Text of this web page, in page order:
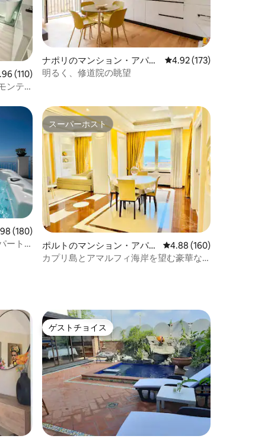
ュー110件、5つ星中4.96つ星の平均評価
(110)
ンテ
ナポリのマンション・アパー
ト
レビュー173件、5つ
4.92 (173)
明るく、修道院の眺望
ュー180件、5つ星中4.98つ星の平均評価
(180)
ート
スーパーホスト
スーパーホスト
ポルトのマンション・アパー
ト
レビュー160件、5つ
4.88 (160)
カプリ島とアマルフィ海岸を望む豪華な
ゲストチョイス
ゲストチョイス